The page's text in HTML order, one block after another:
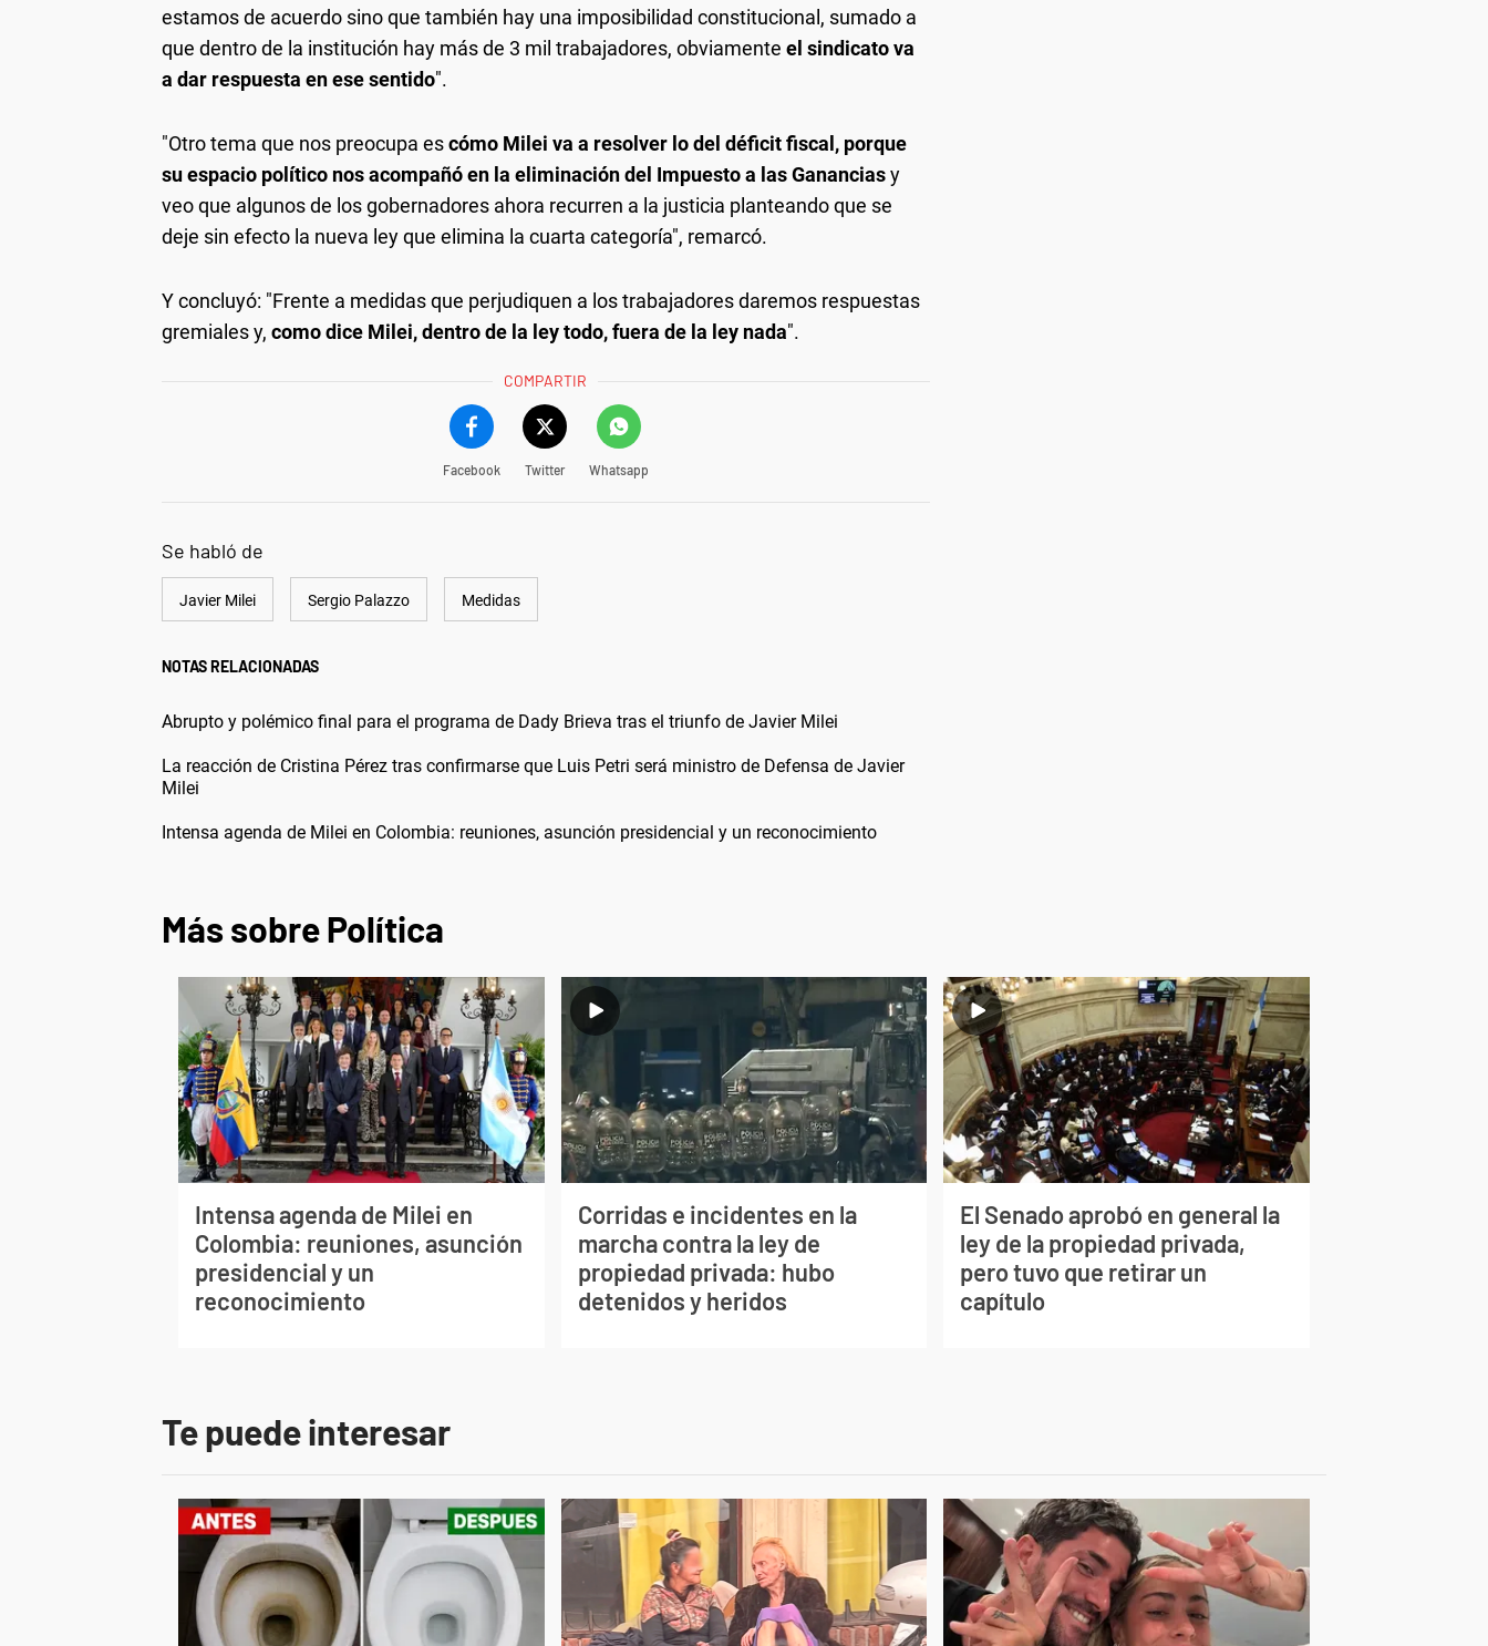
estamos de acuerdo sino que también hay una imposibilidad constitucional, sumado a
que dentro de la institución hay más de 3 mil trabajadores, obviamente el sindicato va
a dar respuesta en ese sentido".
"Otro tema que nos preocupa escómo Milei va a resolver lo del déficit fiscal, porque
su espacio político nos acompañó en la eliminación del Impuesto a las Gananciasy
veo que algunos de los gobernadores ahora recurren a la justicia planteando que se
deje sin efecto la nueva ley que elimina la cuarta categoría", remarcó.
Y concluyó: "Frente a medidas que perjudiquen a los trabajadores daremos respuestas
gremiales y, como dice Milei, dentro de la ley todo, fuera de la ley nada".
COMPARTIR
Facebook Twitter Whatsapp
Se habló de
Javier Milei Sergio Palazzo Medidas
NOTAS RELACIONADAS
Abrupto y polémico final para el programa de Dady Brieva tras el triunfo de Javier Milei
La reacción de Cristina Pérez tras confirmarse que Luis Petri será ministro de Defensa de Javier
Milei
Intensa agenda de Milei en Colombia: reuniones, asunción presidencial y un reconocimiento
Más sobre Política
Intensa agenda de Milei en
Colombia: reuniones, asunción
presidencial y un
reconocimiento
Corridas e incidentes en la
marcha contra la ley de
propiedad privada: hubo
detenidos y heridos
El Senado aprobó en general la
ley de la propiedad privada,
pero tuvo que retirar un
capítulo
Te puede interesar